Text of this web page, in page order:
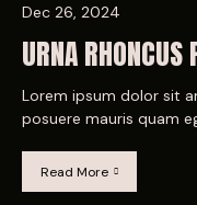
Dec 26, 2024
URNA
Lorem ipsum dolor sit
posuere mauris quam
Read More